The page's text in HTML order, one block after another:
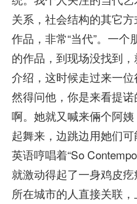
关系，社会结构的其它
作品，非常“当代”。一
的作品，到现场没找到
介绍，这时候走过来一
然得问他，你是来看提
啊。她就又喊来倆个阿
起舞来，边跳边用她们
英语哼唱着“So
就激动得起了一身鸡皮
所在城市的人直接关联